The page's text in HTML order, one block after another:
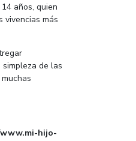
años, quien
vivencias más
de las
hijo-